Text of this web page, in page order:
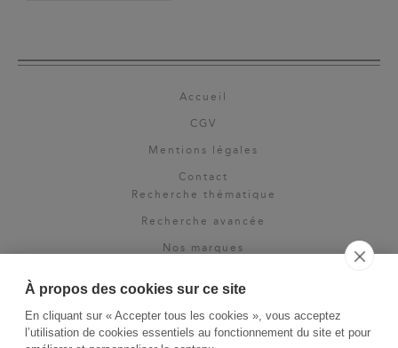
À propos des cookies sur ce site
En cliquant sur « Accepter tous les cookies », vous acceptez
l’utilisation de cookies essentiels au fonctionnement du site et pour
Accueil
CGV
Mentions légales
Contact
Recherche thématique
Recherche avancée
Nos marques
Espace pro
Newsletter
La Vie des Classiques